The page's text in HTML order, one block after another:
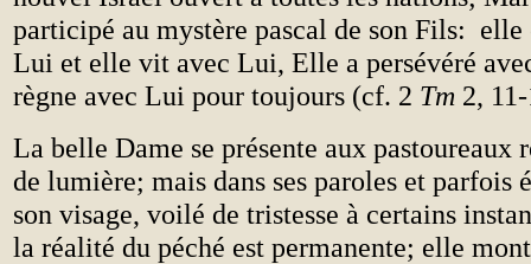
participé au mystère pascal de son Fils: elle
Lui et elle vit avec Lui, Elle a persévéré
règne avec Lui pour toujours (cf. 2 Tm 2,
La belle Dame se présente aux pastoureaux
de lumière; mais dans ses paroles et parfois
son visage, voilé de tristesse à certains
la réalité du péché est permanente; elle